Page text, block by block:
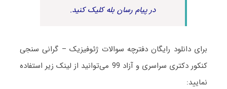
در پیام رسان بله کلیک کنید.
برای دانلود رایگان دفترچه سوالات ژئوفیزیک – گرانی سنجی
کنکور دکتری سراسری و آزاد 99 می‌توانید از لینک زیر استفاده
نمایید: